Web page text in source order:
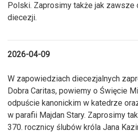
Polski. Zaprosimy także jak
diecezji.
2026-04-09
W zapowiedziach diecezjalnych
Dobra Caritas, powiemy o Święcie
odpuście kanonickim w katedrze
w parafii Majdan Stary. Zaprosimy
370. rocznicy ślubów króla Jana